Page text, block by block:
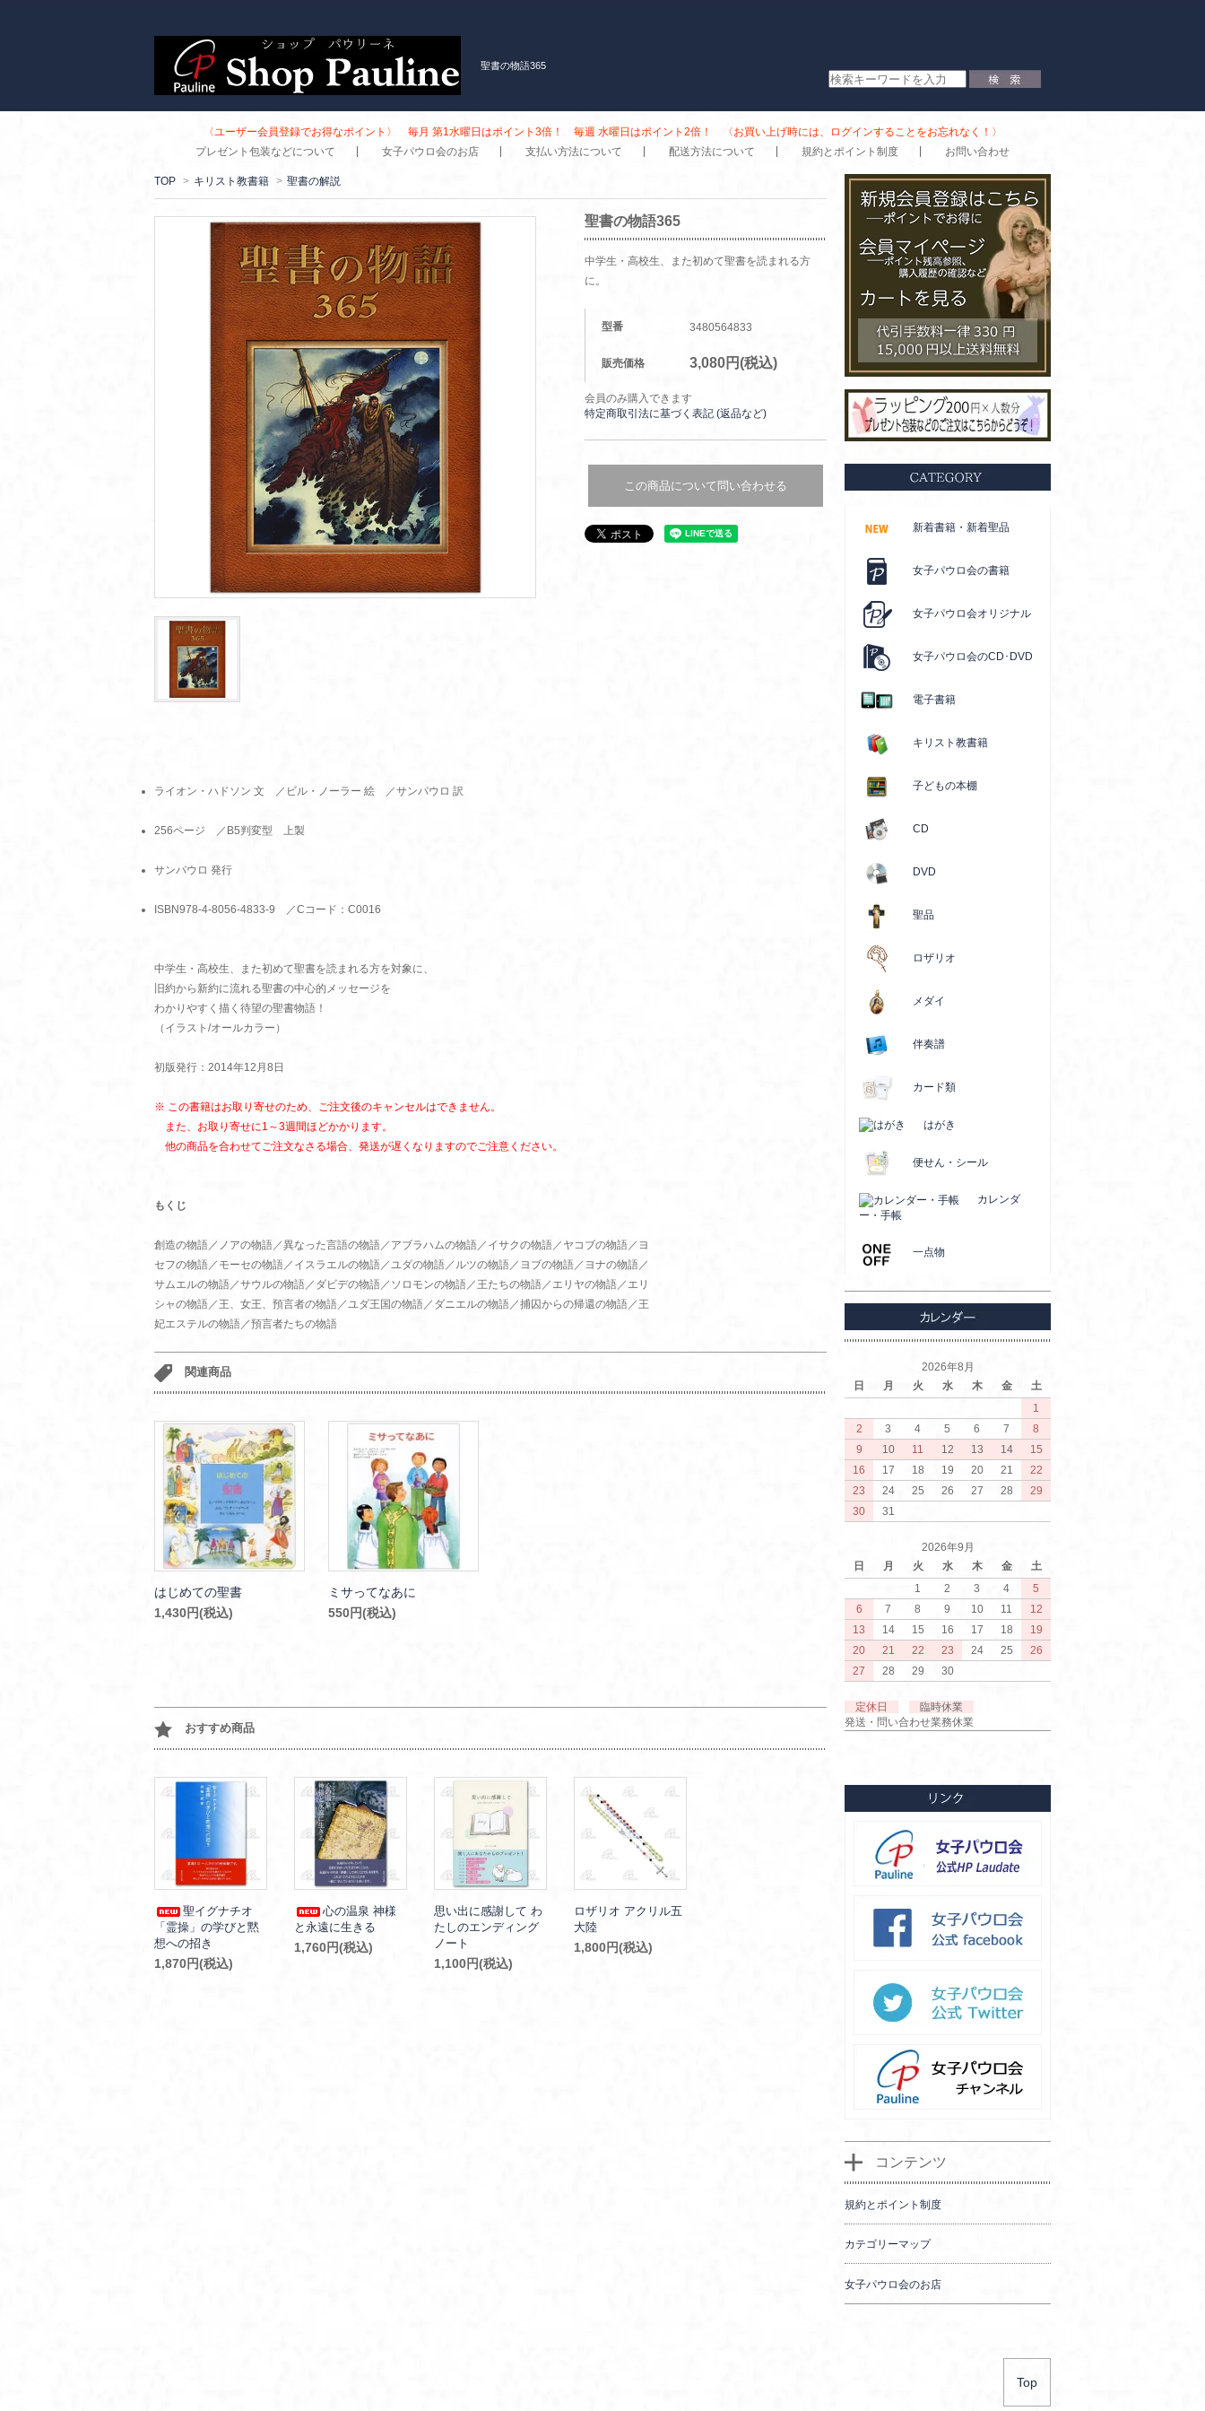
聖書の物語365
〈ユーザー会員登録でお得なポイント〉 毎月 第1水曜日はポイント3倍！ 毎週 水曜日はポイント2倍！ 〈お買い上げ時には、ログインすることをお忘れなく！〉
プレゼント包装などについて
女子パウロ会のお店 支払い方法について 配送方法について 規約とポイント制度 お問い合わせ
TOP > キリスト教書籍 > 聖書の解説
聖書の物語365
中学生・高校生、また初めて聖書を読まれる方
に。
型番 3480564833
販売価格 3,080円(税込)
会員のみ購入できます
特定商取引法に基づく表記 (返品など)
この商品について問い合わせる
ライオン・ハドソン 文 ／ビル・ノーラー 絵 ／サンパウロ 訳
256ページ ／B5判変型 上製
サンパウロ 発行
ISBN978-4-8056-4833-9 ／Cコード：C0016
中学生・高校生、また初めて聖書を読まれる方を対象に、
旧約から新約に流れる聖書の中心的メッセージを
わかりやすく描く待望の聖書物語！
（イラスト/オールカラー）
初版発行：2014年12月8日
※ この書籍はお取り寄せのため、ご注文後のキャンセルはできません。
また、お取り寄せに1～3週間ほどかかります。
他の商品を合わせてご注文なさる場合、発送が遅くなりますのでご注意ください。
もくじ
創造の物語／ノアの物語／異なった言語の物語／アブラハムの物語／イサクの物語／ヤコブの物語／ヨ
セフの物語／モーセの物語／イスラエルの物語／ユダの物語／ルツの物語／ヨブの物語／ヨナの物語／
サムエルの物語／サウルの物語／ダビデの物語／ソロモンの物語／王たちの物語／エリヤの物語／エリ
シャの物語／王、女王、預言者の物語／ユダ王国の物語／ダニエルの物語／捕囚からの帰還の物語／王
妃エステルの物語／預言者たちの物語
関連商品
はじめての聖書
1,430円(税込)
ミサってなあに
550円(税込)
おすすめ商品
聖イグナチオ
「霊操」の学びと黙
想への招き
1,870円(税込)
心の温泉 神様
と永遠に生きる
1,760円(税込)
思い出に感謝して わ
たしのエンディング
ノート
1,100円(税込)
ロザリオ アクリル五
大陸
1,800円(税込)
新着書籍・新着聖品
女子パウロ会の書籍
女子パウロ会オリジナル
女子パウロ会のCD･DVD
電子書籍
キリスト教書籍
子どもの本棚
CD
DVD
聖品
ロザリオ
メダイ
伴奏譜
カード類
はがき
便せん・シール
カレンダ
ー・手帳
一点物
2026年8月
日
月 火 水 木 金
土
1
2
3 4 5 6 7
8
9
10 11 12 13 14
15
16
17 18 19 20 21
22
23
24 25 26 27 28
29
30
31
2026年9月
日
月 火 水 木 金
土
1
2 3 4
5
6
7 8 9 10 11
12
13
14 15 16 17 18
19
20
21 22 23 24 25
26
27
28 29 30
定休日
臨時休業
発送・問い合わせ業務休業
コンテンツ
規約とポイント制度
カテゴリーマップ
女子パウロ会のお店
Top